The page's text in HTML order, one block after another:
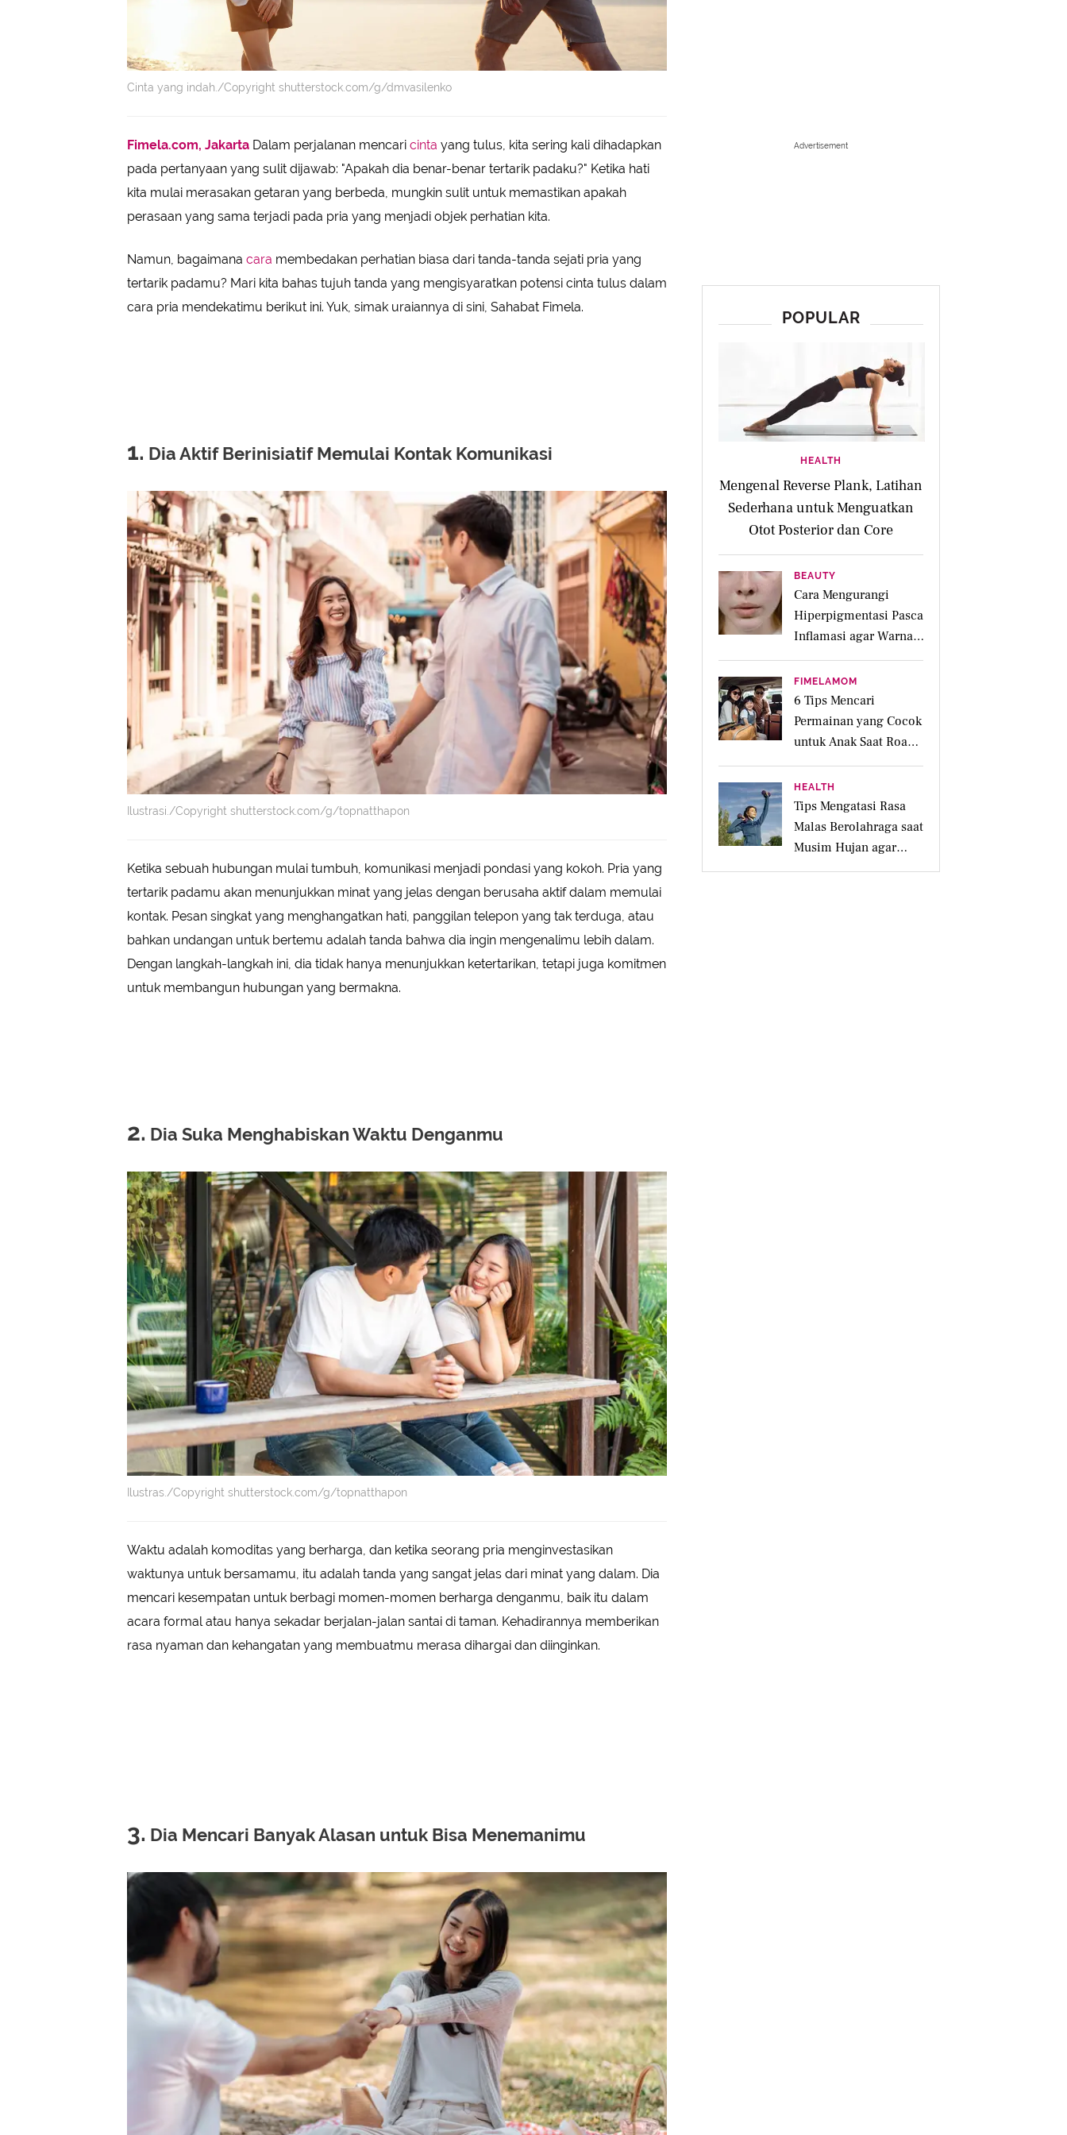
Cinta yang indah./Copyright shutterstock.com/g/dmvasilenko
Fimela.com, Jakarta Dalam perjalanan mencari cinta yang tulus, kita sering kali dihadapkan
pada pertanyaan yang sulit dijawab: "Apakah dia benar-benar tertarik padaku?" Ketika hati
kita mulai merasakan getaran yang berbeda, mungkin sulit untuk memastikan apakah
perasaan yang sama terjadi pada pria yang menjadi objek perhatian kita.
Namun, bagaimana cara membedakan perhatian biasa dari tanda-tanda sejati pria yang
tertarik padamu? Mari kita bahas tujuh tanda yang mengisyaratkan potensi cinta tulus dalam
cara pria mendekatimu berikut ini. Yuk, simak uraiannya di sini, Sahabat Fimela.
1. Dia Aktif Berinisiatif Memulai Kontak Komunikasi
Ilustrasi./Copyright shutterstock.com/g/topnatthapon
Ketika sebuah hubungan mulai tumbuh, komunikasi menjadi pondasi yang kokoh. Pria yang
tertarik padamu akan menunjukkan minat yang jelas dengan berusaha aktif dalam memulai
kontak. Pesan singkat yang menghangatkan hati, panggilan telepon yang tak terduga, atau
bahkan undangan untuk bertemu adalah tanda bahwa dia ingin mengenalimu lebih dalam.
Dengan langkah-langkah ini, dia tidak hanya menunjukkan ketertarikan, tetapi juga komitmen
untuk membangun hubungan yang bermakna.
2. Dia Suka Menghabiskan Waktu Denganmu
Ilustras./Copyright shutterstock.com/g/topnatthapon
Waktu adalah komoditas yang berharga, dan ketika seorang pria menginvestasikan
waktunya untuk bersamamu, itu adalah tanda yang sangat jelas dari minat yang dalam. Dia
mencari kesempatan untuk berbagi momen-momen berharga denganmu, baik itu dalam
acara formal atau hanya sekadar berjalan-jalan santai di taman. Kehadirannya memberikan
rasa nyaman dan kehangatan yang membuatmu merasa dihargai dan diinginkan.
3. Dia Mencari Banyak Alasan untuk Bisa Menemanimu
Advertisement
POPULAR
HEALTH
Mengenal Reverse Plank, Latihan
Sederhana untuk Menguatkan
Otot Posterior dan Core
BEAUTY
Cara Mengurangi
Hiperpigmentasi Pasca
Inflamasi agar Warna
Kulit Lebih Merata
FIMELAMOM
6 Tips Mencari
Permainan yang Cocok
untuk Anak Saat Road
Trip Keluarga
HEALTH
Tips Mengatasi Rasa
Malas Berolahraga saat
Musim Hujan agar
Tubuh Tetap Aktif